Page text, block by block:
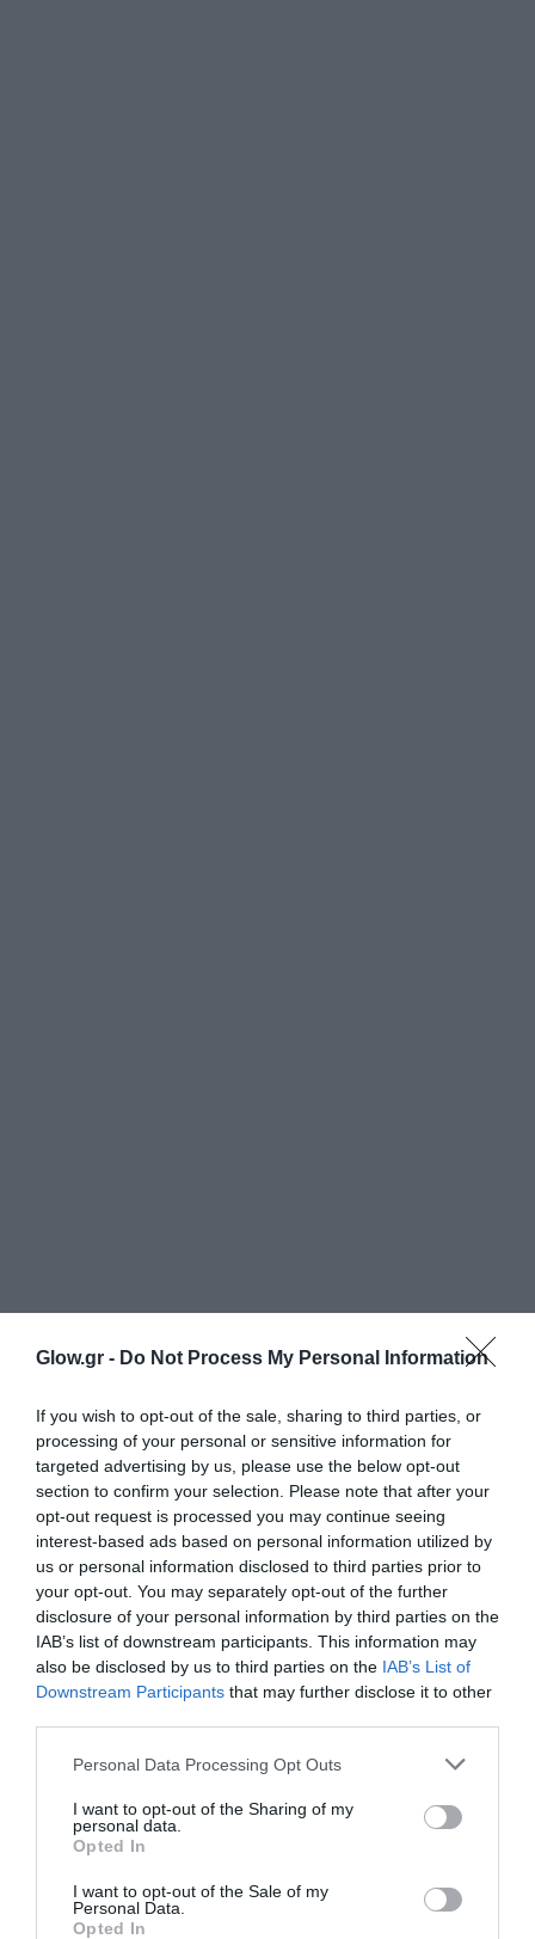
Glow.gr - Do Not Process My Personal Information
If you wish to opt-out of the sale, sharing to third parties, or
processing of your personal or sensitive information for
targeted advertising by us, please use the below opt-out
section to confirm your selection. Please note that after your
opt-out request is processed you may continue seeing
interest-based ads based on personal information utilized by
us or personal information disclosed to third parties prior to
your opt-out. You may separately opt-out of the further
disclosure of your personal information by third parties on the
IAB’s list of downstream participants. This information may
also be disclosed by us to third parties on the IAB’s List of
Downstream Participants that may further disclose it to other
Personal Data Processing Opt Outs
I want to opt-out of the Sharing of my
personal data.
Opted In
I want to opt-out of the Sale of my
Personal Data.
Opted In